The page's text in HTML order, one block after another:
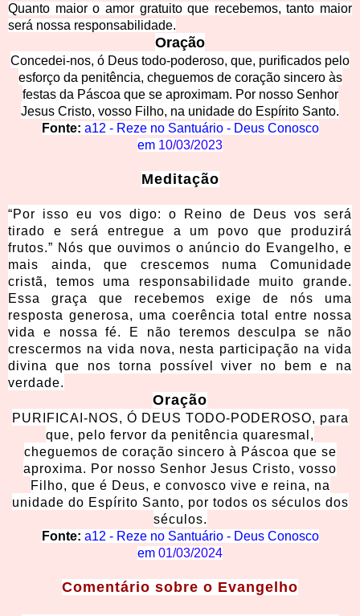
Quanto maior o amor gratuito que recebemos, tanto maior
será nossa responsabilidade.
Oração
Concedei-nos, ó Deus todo-poderoso, que, purificados pelo
esforço da penitência, cheguemos de coração sincero às
festas da Páscoa que se aproximam. Por nosso Senhor
Jesus Cristo, vosso Filho, na unidade do Espírito Santo.
Fonte: a12 - Reze no Santuário - Deus Conosco
em 10/03/2023
Meditação
“Por isso eu vos digo: o Reino de Deus vos será
tirado e será entregue a um povo que produzirá
frutos.” Nós que ouvimos o anúncio do Evangelho, e
mais ainda, que crescemos numa Comunidade
cristã, temos uma responsabilidade muito grande.
Essa graça que recebemos exige de nós uma
resposta generosa, uma coerência total entre nossa
vida e nossa fé. E não teremos desculpa se não
crescermos na vida nova, nesta participação na vida
divina que nos torna possível viver no bem e na
verdade.
Oração
PURIFICAI-NOS, Ó DEUS TODO-PODEROSO, para
que, pelo fervor da penitência quaresmal,
cheguemos de coração sincero à Páscoa que se
aproxima. Por nosso Senhor Jesus Cristo, vosso
Filho, que é Deus, e convosco vive e reina, na
unidade do Espírito Santo, por todos os séculos dos
séculos.
Fonte: a12 - Reze no Santuário - Deus Conosco
em 01/03/2024
Comentário sobre o Evangelho